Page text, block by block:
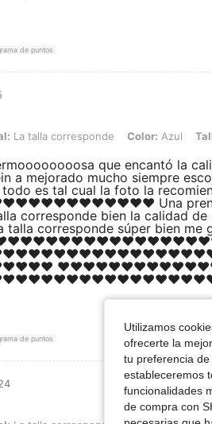
de puntos
talla corresponde, Color: Azul, Talla: 6-9M
La talla corresponde Color: Azul
que encantó la
a mejorado mucho siempre
todo es tal cual la foto la
Una prenda
corresponde bien la calidad
talla corresponde súper bien
de puntos
Utilizamos
ofrecerte la
tu preferencia
estableceremos
funcionalidades
de compra con